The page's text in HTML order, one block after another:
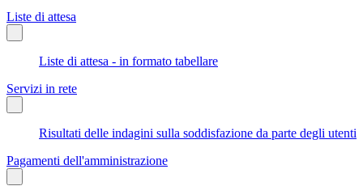
Liste di attesa
Liste di attesa - in formato tabellare
Servizi in rete
Risultati delle indagini sulla soddisfazione da parte degli utenti
Pagamenti dell'amministrazione